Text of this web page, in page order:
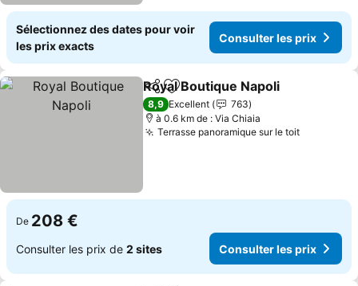
Sélectionnez des dates pour voir
les prix exacts
Consulter les prix
PartagerAjouter à mes favoris
Royal Boutique Napoli
8,9 Excellent
763
à 0.6 km de : Via Chiaia
Terrasse panoramique sur le toit
De 208 €
Consulter les prix de 2 sites Consulter les prix